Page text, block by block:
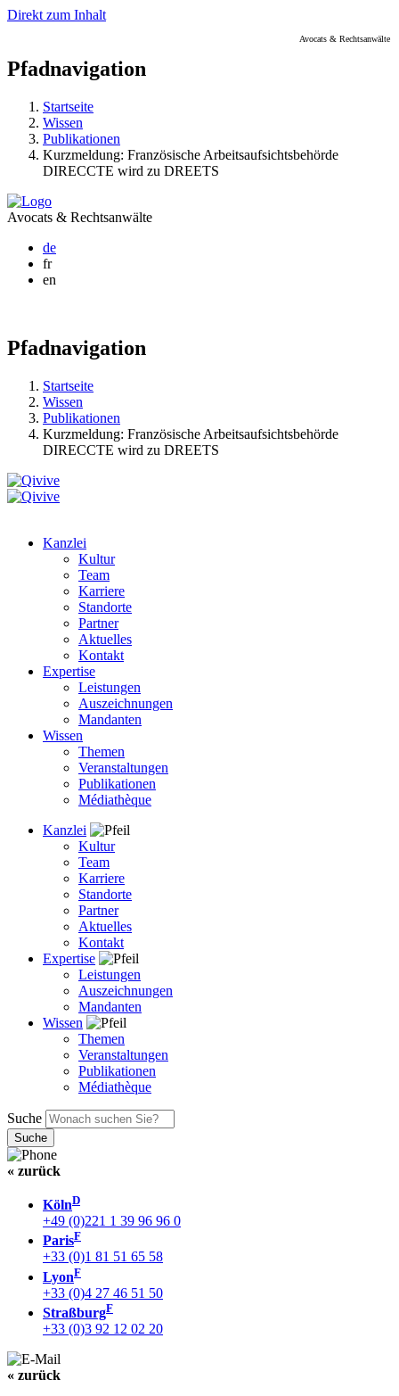
Direkt zum Inhalt
Avocats & Rechtsanwälte
Pfadnavigation
Startseite
Wissen
Publikationen
Kurzmeldung: Französische Arbeitsaufsichtsbehörde
DIRECCTE wird zu DREETS
Avocats & Rechtsanwälte
de
fr
en
Pfadnavigation
Startseite
Wissen
Publikationen
Kurzmeldung: Französische Arbeitsaufsichtsbehörde
DIRECCTE wird zu DREETS
Kanzlei
Kultur
Team
Karriere
Standorte
Partner
Aktuelles
Kontakt
Expertise
Leistungen
Auszeichnungen
Mandanten
Wissen
Themen
Veranstaltungen
Publikationen
Médiathèque
Kanzlei
Kultur
Team
Karriere
Standorte
Partner
Aktuelles
Kontakt
Expertise
Leistungen
Auszeichnungen
Mandanten
Wissen
Themen
Veranstaltungen
Publikationen
Médiathèque
Suche
« zurück
KölnD
+49 (0)221 1 39 96 96 0
ParisF
+33 (0)1 81 51 65 58
LyonF
+33 (0)4 27 46 51 50
StraßburgF
+33 (0)3 92 12 02 20
« zurück